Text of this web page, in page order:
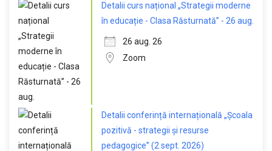
Detalii curs național „Strategii moderne
în educație - Clasa Răsturnată” - 26 aug.
26 aug. 26
Zoom
Detalii conferință internațională „Școala
pozitivă - strategii și resurse
pedagogice” (2 sept. 2026)